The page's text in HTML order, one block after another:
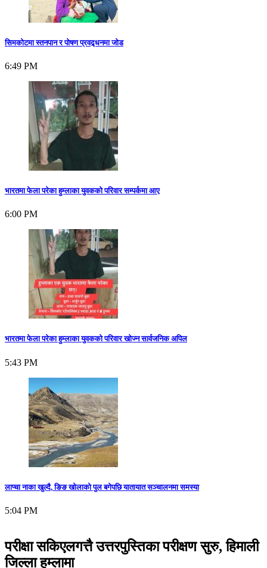
सिमकोटमा स्तनपान र पोषण प्रवद्र्धनमा जोड
6:49 PM
भारतमा फेला परेका हुम्लाका युवकको परिवार सम्पर्कमा आए
6:00 PM
भारतमा फेला परेका हुम्लाका युवकको परिवार खोज्न सार्वजनिक अपिल
5:43 PM
लाप्चा नाका खुल्दै, ङिङ खोलाको पुल बगेपछि यातायात सञ्चालनमा समस्या
5:04 PM
परीक्षा सकिएलगत्तै उत्तरपुस्तिका परीक्षण सुरु, हिमाली
जिल्ला हुम्लामा